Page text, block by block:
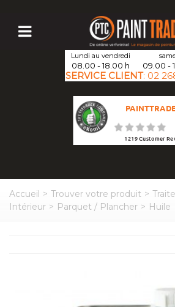
Lundi au vendredi
08.00 - 18.00 h 09.00 -
SERVICE CLIENT: 02
1219Customer
Accueil > Trouver votre produit >
Intérieur > Parquet / Plancher > Huile